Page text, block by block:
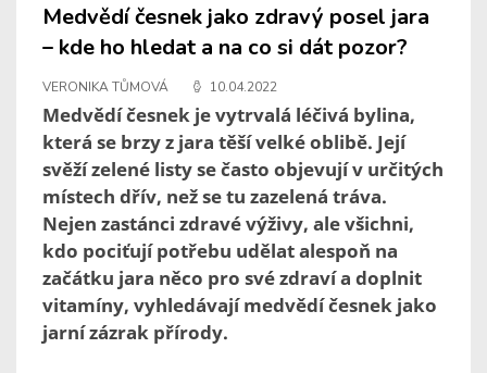
Medvědí česnek jako zdravý posel jara
– kde ho hledat a na co si dát pozor?
VERONIKA TŮMOVÁ 10.04.2022
Medvědí česnek je vytrvalá léčivá bylina,
která se brzy z jara těší velké oblibě. Její
svěží zelené listy se často objevují v určitých
místech dřív, než se tu zazelená tráva.
Nejen zastánci zdravé výživy, ale všichni,
kdo pociťují potřebu udělat alespoň na
začátku jara něco pro své zdraví a doplnit
vitamíny, vyhledávají medvědí česnek jako
jarní zázrak přírody.